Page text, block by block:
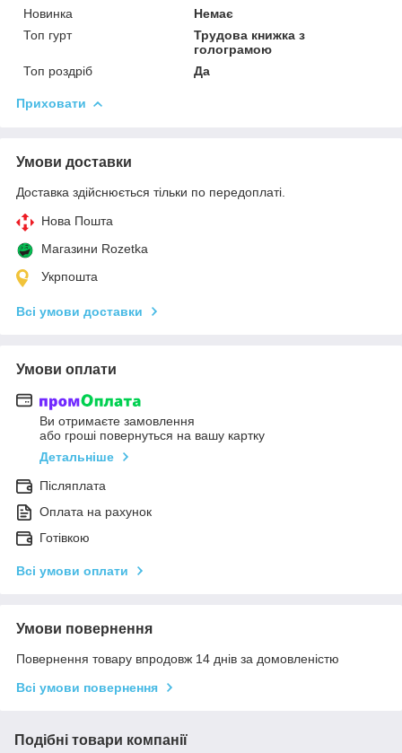
Новинка
Немає
Топ гурт
Трудова книжка з
голограмою
Топ роздріб
Да
Приховати
Умови доставки
Доставка здійснюється тільки по передоплаті.
Нова Пошта
Магазини Rozetka
Укрпошта
Всі умови доставки
Умови оплати
Ви отримаєте замовлення
або гроші повернуться на вашу картку
Детальніше
Післяплата
Оплата на рахунок
Готівкою
Всі умови оплати
Умови повернення
Повернення товару впродовж 14 днів за домовленістю
Всі умови повернення
Подібні товари компанії